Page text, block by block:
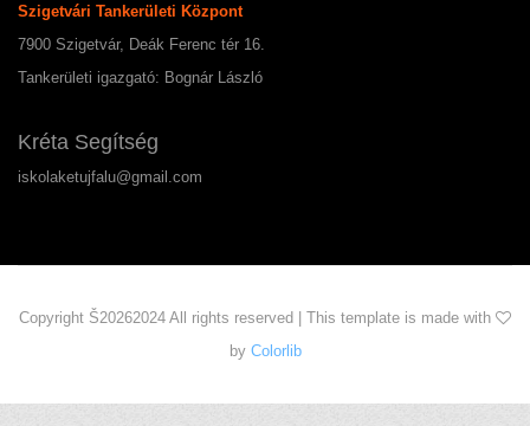
Szigetvári Tankerületi Központ
7900 Szigetvár, Deák Ferenc tér 16.
Tankerületi igazgató: Bognár László
Kréta Segítség
iskolaketujfalu@gmail.com
Copyright Š20262024 All rights reserved | This template is made with
by Colorlib